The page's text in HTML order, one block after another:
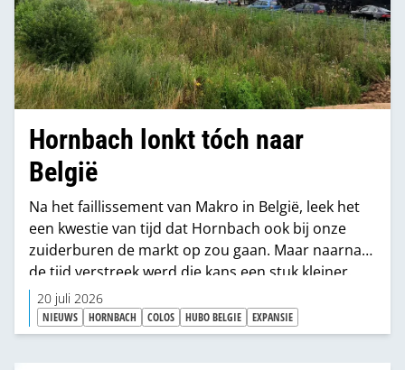
Hornbach lonkt tóch naar
België
Na het faillissement van Makro in België, leek het
een kwestie van tijd dat Hornbach ook bij onze
zuiderburen de markt op zou gaan. Maar naarnate
de tijd verstreek werd die kans een stuk kleiner.
Helemaal sinds Hubo België met Colos een
Hornbach-variant op precies die locatie plande en
intussen opende. Maar... zo makkelijk geeft
Hornbach zich niet gewonnen.
20 juli 2026
NIEUWS HORNBACH COLOS HUBO BELGIE EXPANSIE